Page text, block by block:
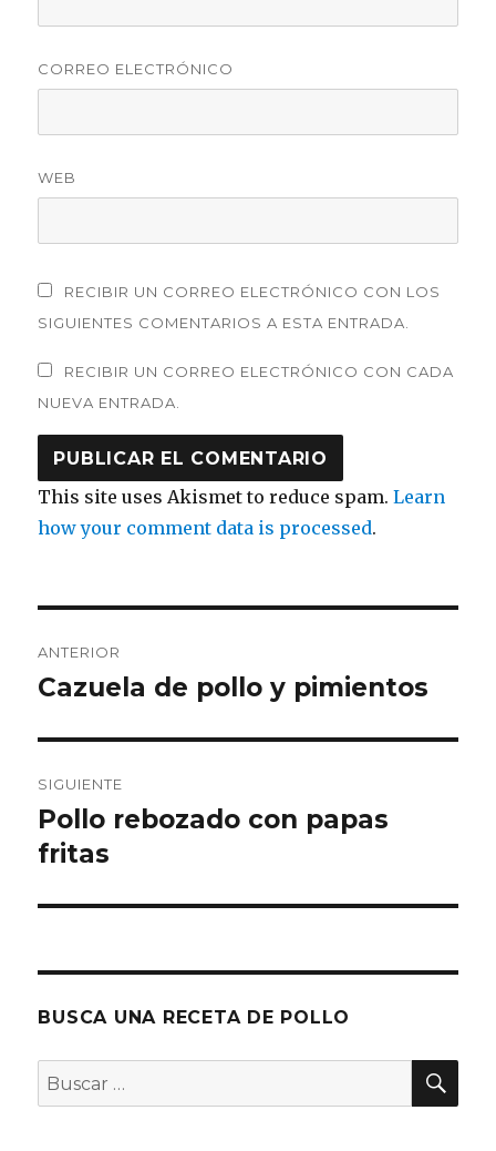
CORREO ELECTRÓNICO
WEB
RECIBIR UN CORREO ELECTRÓNICO CON LOS
SIGUIENTES COMENTARIOS A ESTA ENTRADA.
RECIBIR UN CORREO ELECTRÓNICO CON CADA
NUEVA ENTRADA.
This site uses Akismet to reduce spam.Learn
how your comment data is processed.
de
ANTERIOR
Entrada
Cazuela de pollo y pimientos
SIGUIENTE
Entrada
siguiente:
Pollo rebozado con papas
fritas
BUSCA UNA RECETA DE POLLO
Buscar
por: